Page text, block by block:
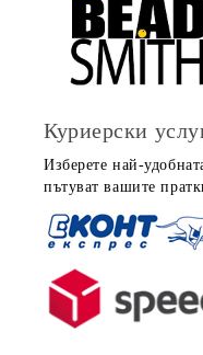
Куриерски
Изберете най-
пътуват вашите